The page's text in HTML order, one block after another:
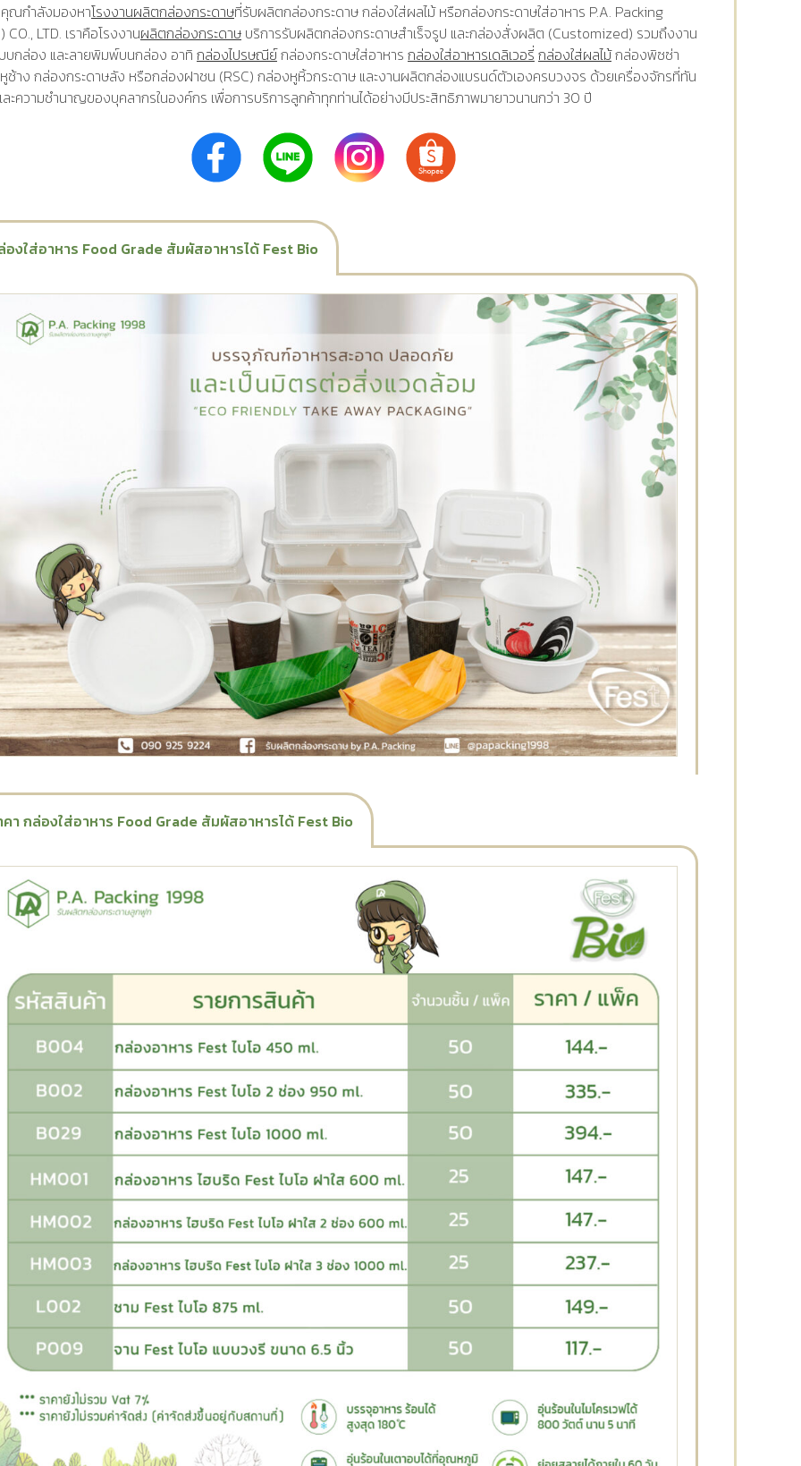
คุณกำลังมองหาโรงงานผลิตกล่องกระดาษที่รับผลิตกล่องกระดาษ กล่องใส่ผลไม้ หรือกล่องกระดาษใส่อาหาร P.A. Packing
CO., LTD. เราคือโรงงานผลิตกล่องกระดาษบริการรับผลิตกล่องกระดาษสำเร็จรูป และกล่องสั่งผลิต (Customized) รวมถึงงาน
บกล่อง และลายพิมพ์บนกล่อง อาทิ กล่องไปรษณีย์กล่องกระดาษใส่อาหาร กล่องใส่อาหารเดลิเวอรี่ กล่องใส่ผลไม้กล่องพิซซ่า
ช้าง กล่องกระดาษลัง หรือกล่องฝาชน (RSC) กล่องหูหิ้วกระดาษ และงานผลิตกล่องแบรนด์ตัวเองครบวงจร ด้วยเครื่องจักรที่ทัน
ะความชำนาญของบุคลากรในองค์กร เพื่อการบริการลูกค้าทุกท่านได้อย่างมีประสิทธิภาพมายาวนานกว่า 30 ปี
องใส่อาหาร Food Grade สัมผัสอาหารได้ Fest Bio
คา กล่องใส่อาหาร Food Grade สัมผัสอาหารได้ Fest Bio